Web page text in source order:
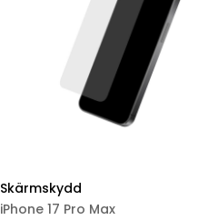
Skärmskydd
iPhone 17 Pro Max